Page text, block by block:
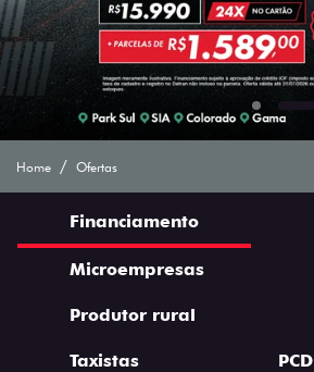
Home Ofertas
Financiamento
Microempresas
Produtor rural
Taxistas PCD
Ofertas Saga Fiat